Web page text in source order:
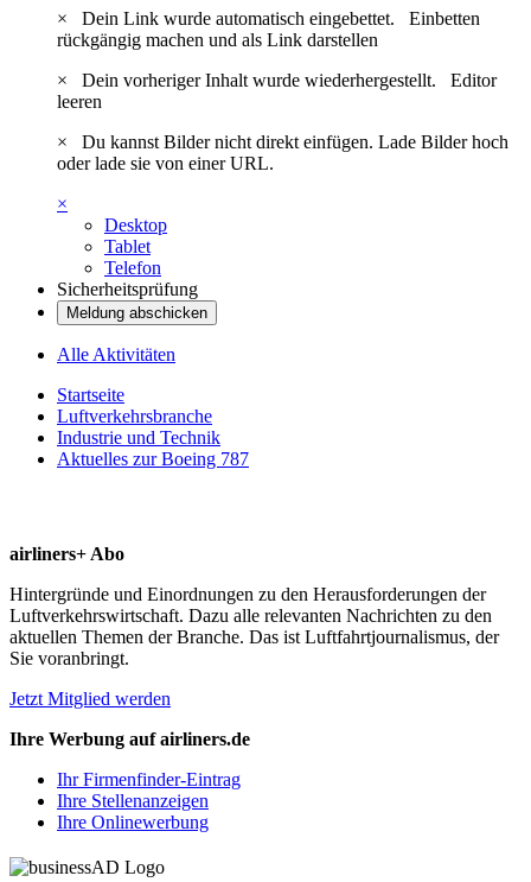
×
Dein Link wurde automatisch eingebettet. Einbetten
rückgängig machen und als Link darstellen
×
Dein vorheriger Inhalt wurde wiederhergestellt. Editor
leeren
×
Du kannst Bilder nicht direkt einfügen. Lade Bilder hoch
oder lade sie von einer URL.
×
Desktop
Tablet
Telefon
Sicherheitsprüfung
Meldung abschicken
Alle Aktivitäten
Startseite
Luftverkehrsbranche
Industrie und Technik
Aktuelles zur Boeing 787
airliners+ Abo
Hintergründe und Einordnungen zu den Herausforderungen der
Luftverkehrswirtschaft. Dazu alle relevanten Nachrichten zu den
aktuellen Themen der Branche. Das ist Luftfahrtjournalismus, der
Sie voranbringt.
Jetzt Mitglied werden
Ihre Werbung auf airliners.de
Ihr Firmenfinder-Eintrag
Ihre Stellenanzeigen
Ihre Onlinewerbung